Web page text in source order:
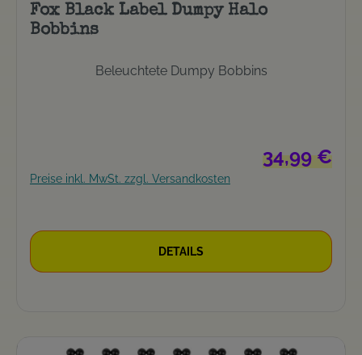
Fox Black Label Dumpy Halo
Bobbins
Beleuchtete Dumpy Bobbins
Regulärer
34,99 €
Preise inkl. MwSt. zzgl. Versandkosten
DETAILS